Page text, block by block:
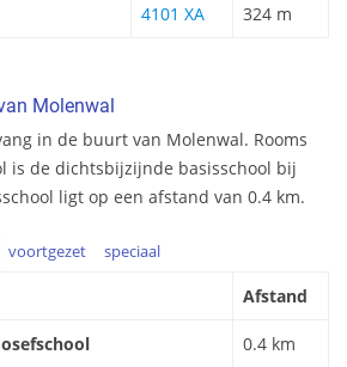
4101 XA 324 m
Molenwal
in de buurt van Molenwal. Rooms
is de dichtsbijzijnde basisschool bij
ligt op een afstand van 0.4 km.
voortgezet speciaal
Afstand
0.4 km